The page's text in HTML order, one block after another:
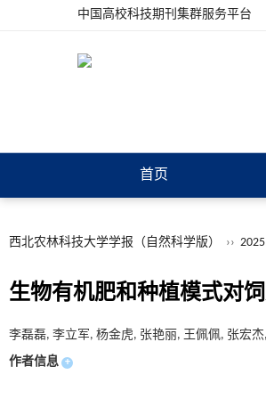
中国高校科技期刊集群服务平台
首页
西北农林科技大学学报（自然科学版） ››
生物有机肥和种植模式对
李磊磊, 李立军, 杨金虎, 张艳丽, 王佩佩, 张宏
作者信息 +